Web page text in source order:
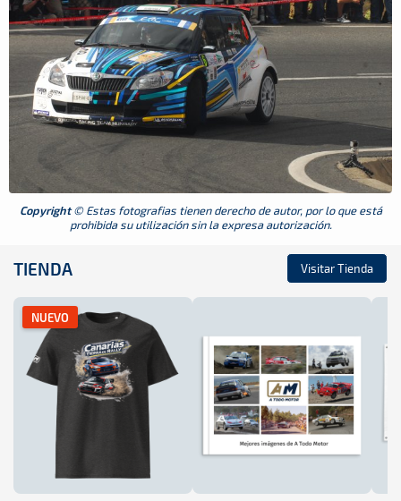
Copyright© Estas fotografias tienen derecho de autor, por lo que está
prohibida su utilización sin la expresa autorización.
TIENDA Visitar Tienda
NUEVO